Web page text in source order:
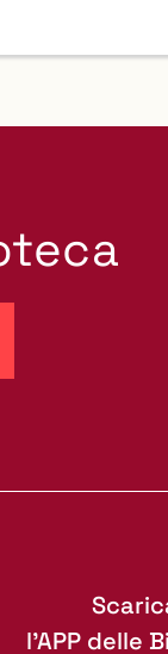
l'APP delle